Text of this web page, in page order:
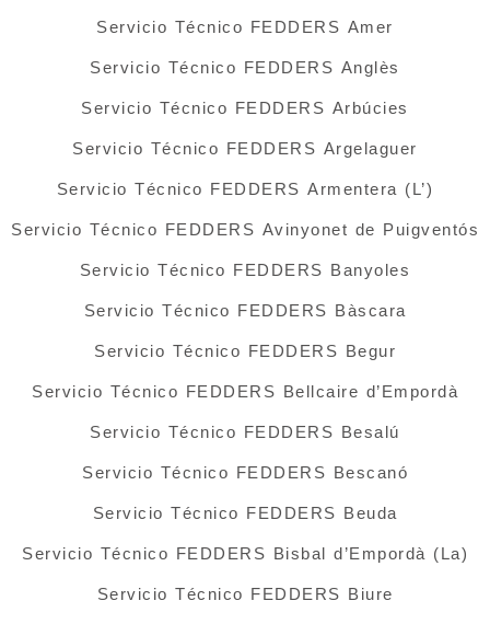
Servicio Técnico FEDDERS Amer
Servicio Técnico FEDDERS Anglès
Servicio Técnico FEDDERS Arbúcies
Servicio Técnico FEDDERS Argelaguer
Servicio Técnico FEDDERS Armentera (L’)
Servicio Técnico FEDDERS Avinyonet de Puigventós
Servicio Técnico FEDDERS Banyoles
Servicio Técnico FEDDERS Bàscara
Servicio Técnico FEDDERS Begur
Servicio Técnico FEDDERS Bellcaire d’Empordà
Servicio Técnico FEDDERS Besalú
Servicio Técnico FEDDERS Bescanó
Servicio Técnico FEDDERS Beuda
Servicio Técnico FEDDERS Bisbal d’Empordà (La)
Servicio Técnico FEDDERS Biure